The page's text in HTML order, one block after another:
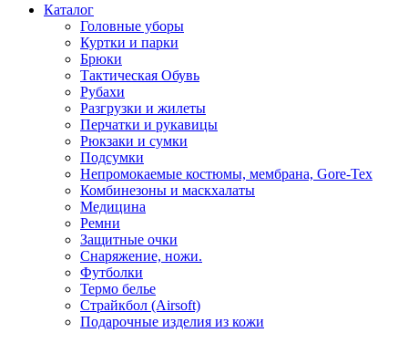
Каталог
Головные уборы
Куртки и парки
Брюки
Тактическая Обувь
Рубахи
Разгрузки и жилеты
Перчатки и рукавицы
Рюкзаки и сумки
Подсумки
Непромокаемые костюмы, мембрана, Gore-Tex
Комбинезоны и маскхалаты
Медицина
Ремни
Защитные очки
Снаряжение, ножи.
Футболки
Термо белье
Страйкбол (Airsoft)
Подарочные изделия из кожи